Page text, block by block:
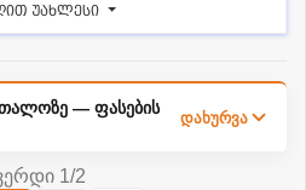
უახლესი
— ფასების
დახურვა
1/2